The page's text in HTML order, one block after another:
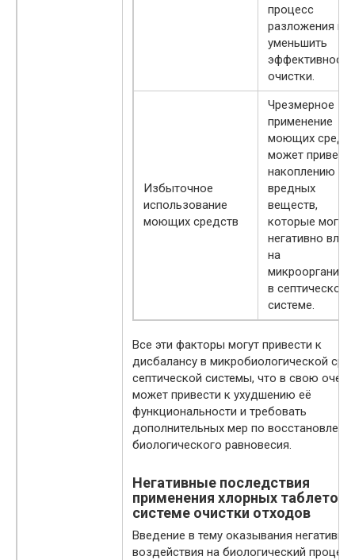
процесс
разложения и
уменьшить
эффективность
очистки.
Избыточное
использование
моющих средств
Чрезмерное
применение
моющих
может
накоплению
вредных
веществ,
которые могут
негативно
на
в септической
системе.
Все эти факторы могут привести к
дисбалансу в микробиологической
септической системы, что в свою
может привести к ухудшению её
функциональности и требовать
дополнительных мер по
биологического равновесия.
Негативные последствия
применения хлорных таблеток
системе очистки отходов
Введение в тему оказывания
воздействия на биологический процесс